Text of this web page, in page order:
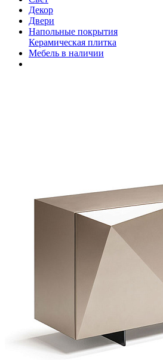
Декор
Двери
Напольные покрытия
Керамическая плитка
Мебель в наличии